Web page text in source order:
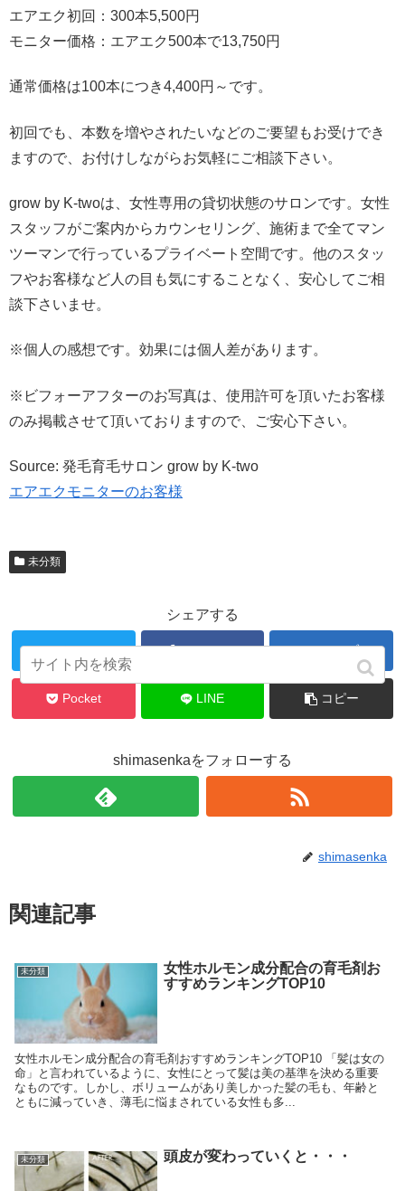
エアエク初回：300本5,500円
モニター価格：エアエク500本で13,750円
通常価格は100本につき4,400円～です。
初回でも、本数を増やされたいなどのご要望もお受けでき
ますので、お付けしながらお気軽にご相談下さい。
grow by K-twoは、女性専用の貸切状態のサロンです。女性
スタッフがご案内からカウンセリング、施術まで全てマン
ツーマンで行っているプライベート空間です。他のスタッ
フやお客様など人の目も気にすることなく、安心してご相
談下さいませ。
※個人の感想です。効果には個人差があります。
※ビフォーアフターのお写真は、使用許可を頂いたお客様
のみ掲載させて頂いておりますので、ご安心下さい。
Source: 発毛育毛サロン grow by K-two
エアエクモニターのお客様
未分類
シェアする
Twitter Facebook はてブ
Pocket LINE コピー
shimasenkaをフォローする
shimasenka
関連記事
未分類
女性ホルモン成分配合の育毛剤お
すすめランキングTOP10
女性ホルモン成分配合の育毛剤おすすめランキングTOP10 「髪は女の
命」と言われているように、女性にとって髪は美の基準を決める重要
なものです。しかし、ボリュームがあり美しかった髪の毛も、年齢と
ともに減っていき、薄毛に悩まされている女性も多...
未分類 頭皮が変わっていくと・・・